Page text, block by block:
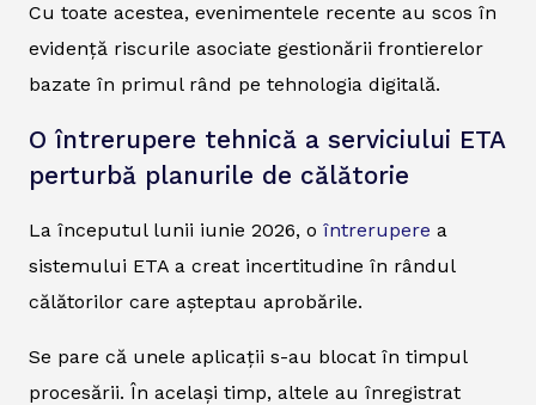
Cu toate acestea, evenimentele recente au scos în
evidență riscurile asociate gestionării frontierelor
bazate în primul rând pe tehnologia digitală.
O întrerupere tehnică a serviciului ETA
perturbă planurile de călătorie
La începutul lunii iunie 2026, o întrerupere a
sistemului ETA a creat incertitudine în rândul
călătorilor care așteptau aprobările.
Se pare că unele aplicații s-au blocat în timpul
procesării. În același timp, altele au înregistrat